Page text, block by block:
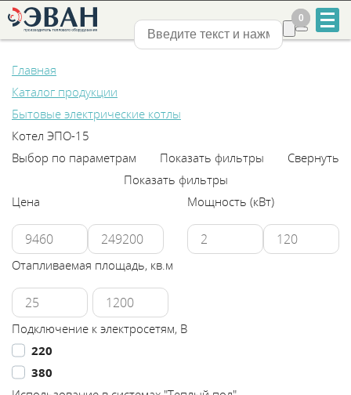
+7
831
2-
888-
555
Каталог
Нижний Новгород
0
0
Главная
Каталог продукции
Бытовые электрические котлы
Котел ЭПО-15
Выбор по параметрам
Показать фильтры
Свернуть
Показать фильтры
Цена
Мощность (кВт)
Отапливаемая площадь, кв.м
Подключение к электросетям, В
220
380